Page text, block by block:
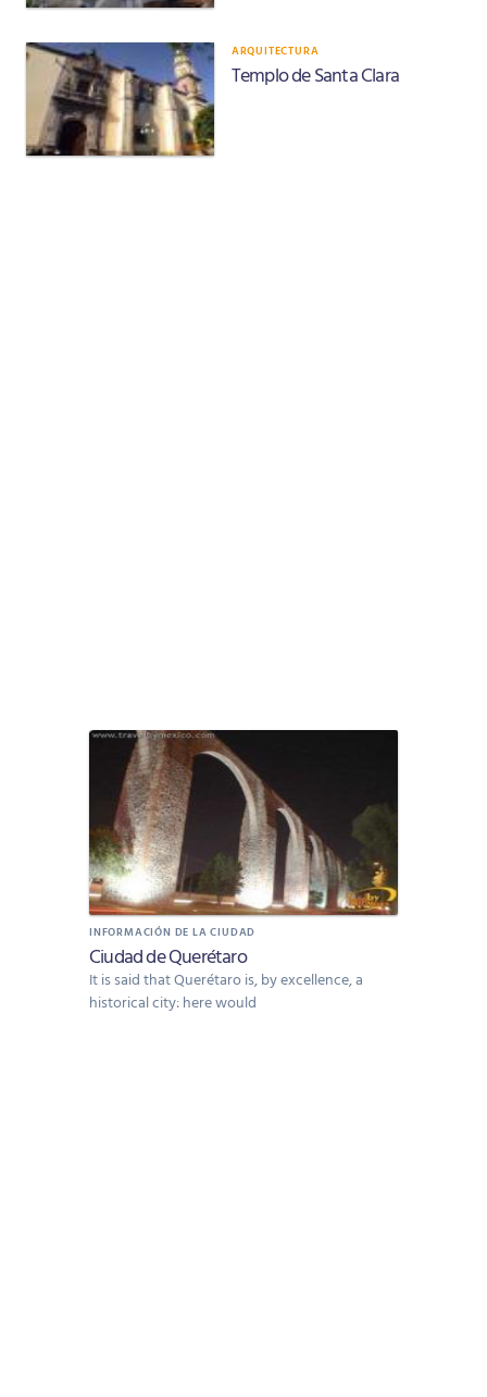
ARQUITECTURA
Templo de Santa Clara
INFORMACIÓN DE LA CIUDAD
Ciudad de Querétaro
It is said that Querétaro is, by excellence, a
historical city: here would